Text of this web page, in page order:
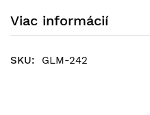
Viac informácií
GLM-242